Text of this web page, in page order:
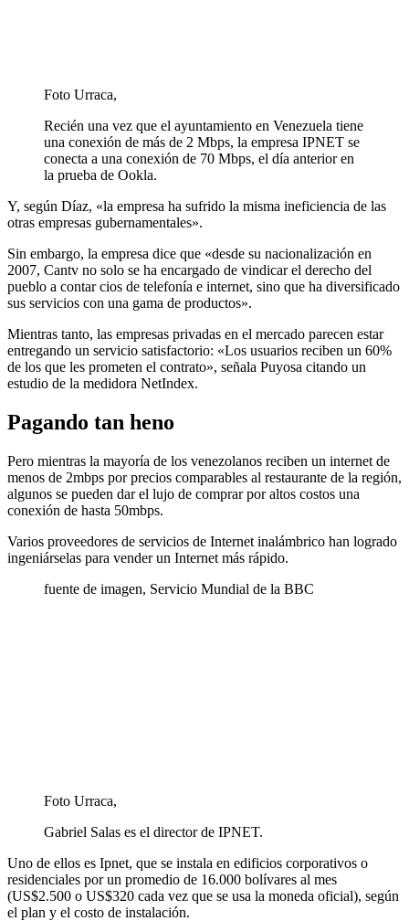
Foto Urraca,
Recién una vez que el ayuntamiento en Venezuela tiene
una conexión de más de 2 Mbps, la empresa IPNET se
conecta a una conexión de 70 Mbps, el día anterior en
la prueba de Ookla.
Y, según Díaz, «la empresa ha sufrido la misma ineficiencia de las
otras empresas gubernamentales».
Sin embargo, la empresa dice que «desde su nacionalización en
2007, Cantv no solo se ha encargado de vindicar el derecho del
pueblo a contar cios de telefonía e internet, sino que ha diversificado
sus servicios con una gama de productos».
Mientras tanto, las empresas privadas en el mercado parecen estar
entregando un servicio satisfactorio: «Los usuarios reciben un 60%
de los que les prometen el contrato», señala Puyosa citando un
estudio de la medidora NetIndex.
Pagando tan heno
Pero mientras la mayoría de los venezolanos reciben un internet de
menos de 2mbps por precios comparables al restaurante de la región,
algunos se pueden dar el lujo de comprar por altos costos una
conexión de hasta 50mbps.
Varios proveedores de servicios de Internet inalámbrico han logrado
ingeniárselas para vender un Internet más rápido.
fuente de imagen, Servicio Mundial de la BBC
Foto Urraca,
Gabriel Salas es el director de IPNET.
Uno de ellos es Ipnet, que se instala en edificios corporativos o
residenciales por un promedio de 16.000 bolívares al mes
(US$2.500 o US$320 cada vez que se usa la moneda oficial), según
el plan y el costo de instalación.